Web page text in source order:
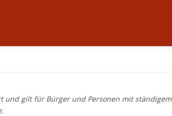
und gilt für Bürger und Personen mit ständigem